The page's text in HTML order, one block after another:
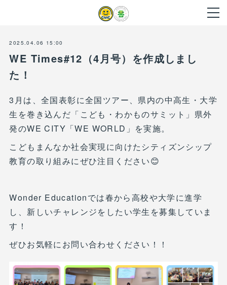
2025.04.06 15:00
WE Times#12（4月号）を作成しまし
た！
3月は、全国表彰に全国ツアー、県内の中高生・大学
生を巻き込んだ「こども・わかものサミット」県外
発のWE CITY「WE WORLD」を実施。
こどもまんなか社会実現に向けたシティズンシップ
教育の取り組みにぜひ注目ください😊
Wonder Educationでは春から高校や大学に進学
し、新しいチャレンジをしたい学生を募集していま
す！
ぜひお気軽にお問い合わせください！！